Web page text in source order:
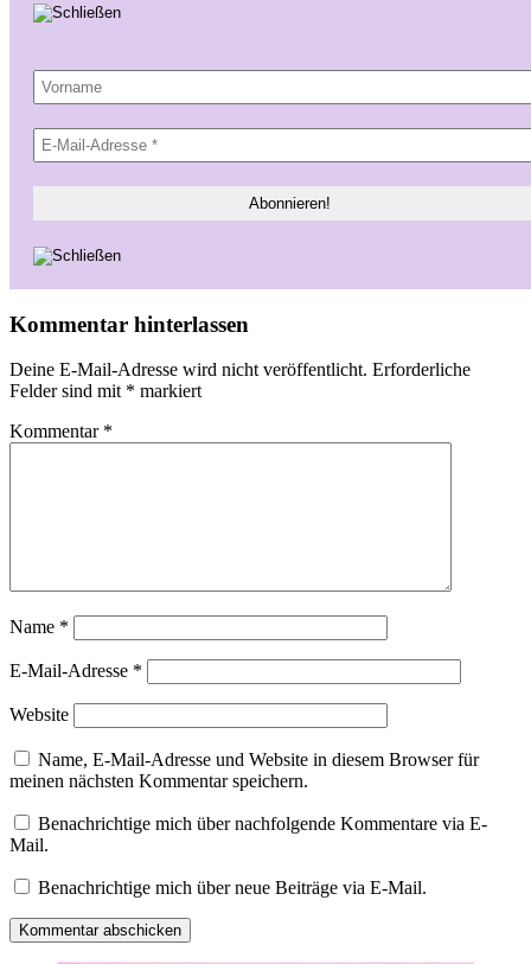
Kommentar hinterlassen
Deine E-Mail-Adresse wird nicht veröffentlicht. Erforderliche
Felder sind mit * markiert
Kommentar *
Name *
E-Mail-Adresse *
Website
Name, E-Mail-Adresse und Website in diesem Browser für
meinen nächsten Kommentar speichern.
Benachrichtige mich über nachfolgende Kommentare via E-
Mail.
Benachrichtige mich über neue Beiträge via E-Mail.